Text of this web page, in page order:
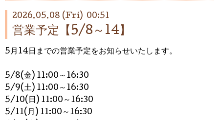
2026.05.08 (Fri) 00:51
営業予定【5/8～14】
5月14日までの営業予定をお知らせいたします。
5/8(金) 11:00～16:30
5/9(土) 11:00～16:30
5/10(日) 11:00～16:30
5/11(月) 11:00～16:30